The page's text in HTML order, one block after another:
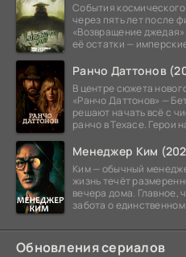
События
через пять лет после
«Возвращение
её остатки —
Ранчо Даттонов
В центре сюжета
«Ранчо Даттонов» —
решают начать всё с
ранчо в Техасе. Герои
Менеджер Ким
Ким — обычный
жизнь течёт
вечера дома. Главное,
забота о
Обновления сериалов